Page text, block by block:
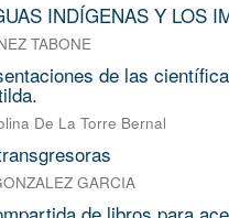
INDÍGENAS Y LOS
TABONE
de las
De La Torre Bernal
GARCIA